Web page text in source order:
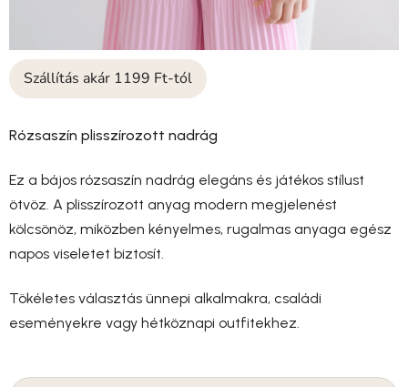
Szállítás akár 1199 Ft-tól
Rózsaszín plisszírozott nadrág
Ez a bájos rózsaszín nadrág elegáns és játékos stílust
ötvöz. A plisszírozott anyag modern megjelenést
kölcsönöz, miközben kényelmes, rugalmas anyaga egész
napos viseletet biztosít.
Tökéletes választás ünnepi alkalmakra, családi
eseményekre vagy hétköznapi outfitekhez.